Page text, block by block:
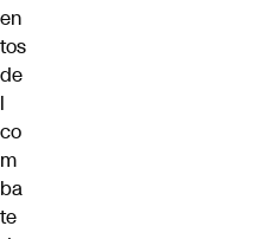
en
tos
de
l
co
m
ba
te